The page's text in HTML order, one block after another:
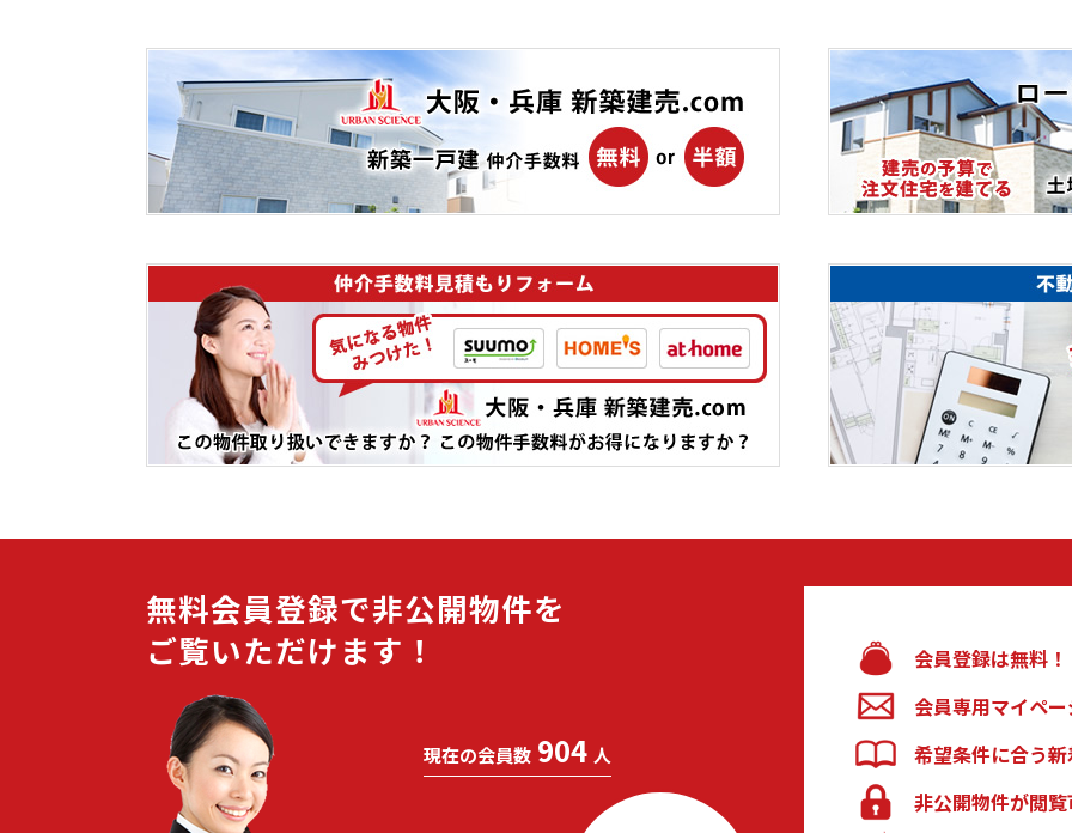
無料会員登録で非公開物件を
ご覧いただけます！
現在の会員数 904 人
会員登録は無料！
会員専用マイペー
希望条件に合う
非公開物件が閲覧